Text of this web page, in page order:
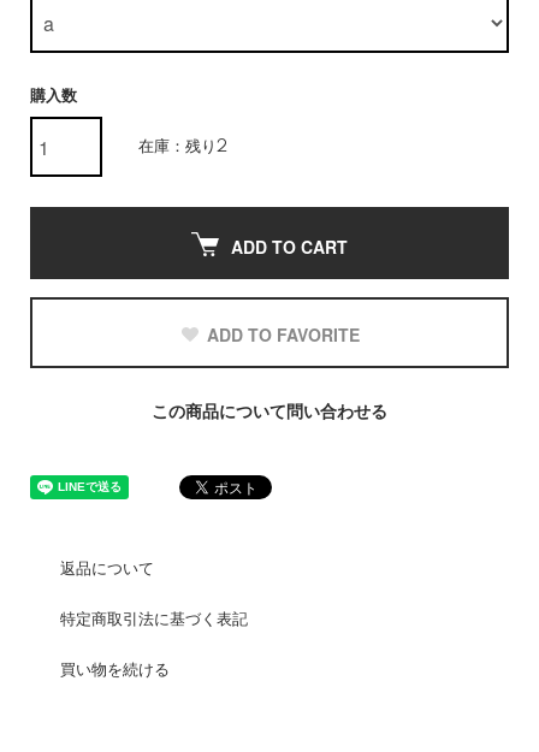
購入数
在庫：残り2
ADD TO CART
ADD TO FAVORITE
この商品について問い合わせる
返品について
特定商取引法に基づく表記
買い物を続ける